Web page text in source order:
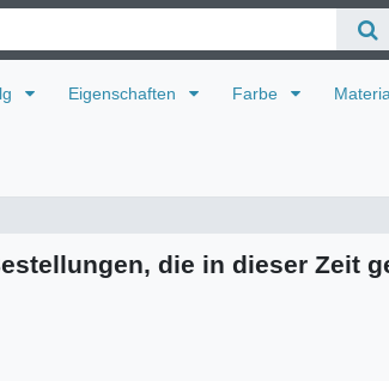
Eigenschaften Farbe
die in dieser Zeit